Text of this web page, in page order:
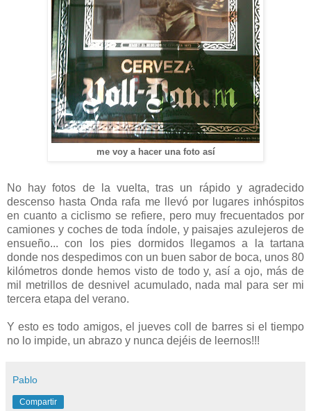
me voy a hacer una foto así
No hay fotos de la vuelta, tras un rápido y agradecido
descenso hasta Onda rafa me llevó por lugares inhóspitos
en cuanto a ciclismo se refiere, pero muy frecuentados por
camiones y coches de toda índole, y paisajes azulejeros de
ensueño... con los pies dormidos llegamos a la tartana
donde nos despedimos con un buen sabor de boca, unos 80
kilómetros donde hemos visto de todo y, así a ojo, más de
mil metrillos de desnivel acumulado, nada mal para ser mi
tercera etapa del verano.
Y esto es todo amigos, el jueves coll de barres si el tiempo
no lo impide, un abrazo y nunca dejéis de leernos!!!
Pablo
Compartir